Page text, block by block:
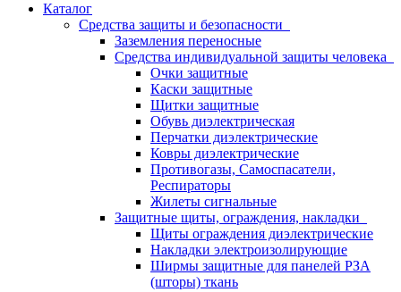
Каталог
Средства защиты и безопасности
Заземления переносные
Средства индивидуальной защиты человека
Очки защитные
Каски защитные
Щитки защитные
Обувь диэлектрическая
Перчатки диэлектрические
Ковры диэлектрические
Противогазы, Самоспасатели,
Респираторы
Жилеты сигнальные
Защитные щиты, ограждения, накладки
Щиты ограждения диэлектрические
Накладки электроизолирующие
Ширмы защитные для панелей РЗА
(шторы) ткань